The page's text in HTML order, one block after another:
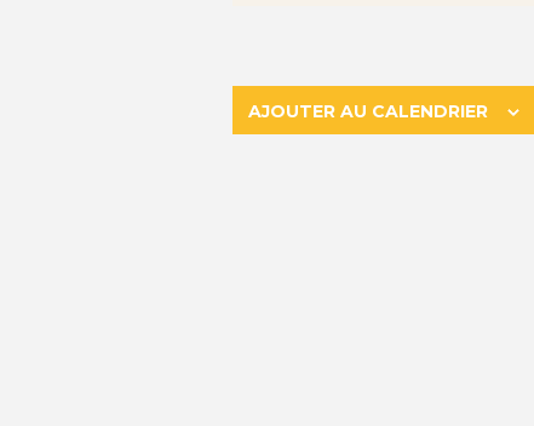
AJOUTER AU CALENDRIER